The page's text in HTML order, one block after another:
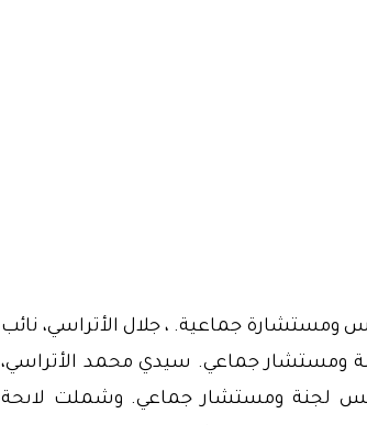
ومستشارة جماعية. ، جلال الأتراسي، نائب
ومستشار جماعي. سيدي محمد الأتراسي،
لجنة ومستشار جماعي. وشملت لاىحة